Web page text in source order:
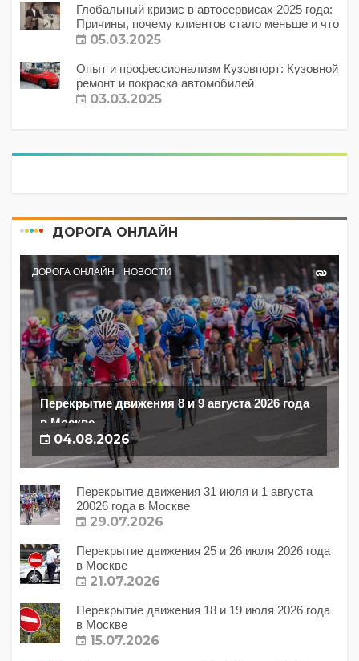
Глобальный кризис в автосервисах 2025 года:
Причины, почему клиентов стало меньше и что
с этим делать?
05.03.2025
Опыт и профессионализм Кузовпорт: Кузовной
ремонт и покраска автомобилей
03.03.2025
ДОРОГА ОНЛАЙН
ДОРОГА ОНЛАЙН НОВОСТИ
Перекрытие движения 8 и 9 августа 2026 года
в Москве
04.08.2026
Перекрытие движения 31 июля и 1 августа
20026 года в Москве
29.07.2026
Перекрытие движения 25 и 26 июля 2026 года
в Москве
21.07.2026
Перекрытие движения 18 и 19 июля 2026 года
в Москве
15.07.2026